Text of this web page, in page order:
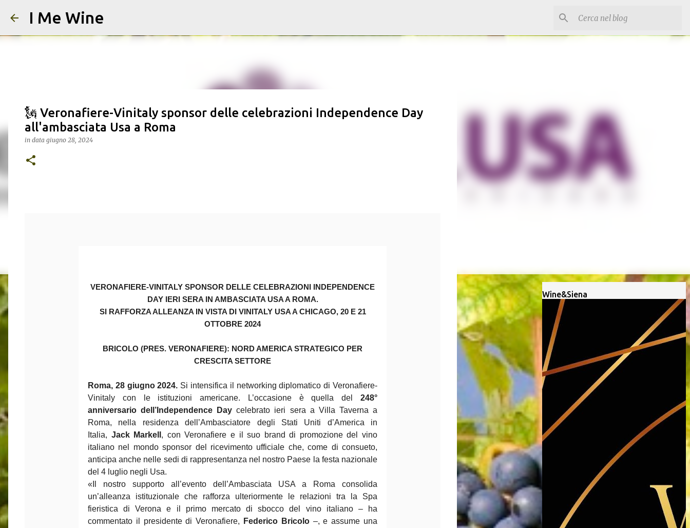
I Me Wine
🗽 Veronafiere-Vinitaly sponsor delle celebrazioni Independence Day
all'ambasciata Usa a Roma
in data giugno 28, 2024
VERONAFIERE-VINITALY SPONSOR DELLE CELEBRAZIONI INDEPENDENCE
DAY IERI SERA IN AMBASCIATA USA A ROMA.
SI RAFFORZA ALLEANZA IN VISTA DI VINITALY USA A CHICAGO, 20 E 21
OTTOBRE 2024
BRICOLO (PRES. VERONAFIERE): NORD AMERICA STRATEGICO PER
CRESCITA SETTORE
Roma, 28 giugno 2024. Si intensifica il networking diplomatico di Veronafiere-
Vinitaly con le istituzioni americane. L’occasione è quella del 248°
anniversario dell’Independence Day celebrato ieri sera a Villa Taverna a
Roma, nella residenza dell’Ambasciatore degli Stati Uniti d’America in
Italia, Jack Markell , con Veronafiere e il suo brand di promozione del vino
italiano nel mondo sponsor del ricevimento ufficiale che, come di consueto,
anticipa anche nelle sedi di rappresentanza nel nostro Paese la festa nazionale
del 4 luglio negli Usa.
«Il nostro supporto all’evento dell’Ambasciata USA a Roma consolida
un’alleanza istituzionale che rafforza ulteriormente le relazioni tra la Spa
fieristica di Verona e il primo mercato di sbocco del vino italiano – ha
commentato il presidente di Veronafiere,
Federico Bricolo–, e assume una
Wine&Siena